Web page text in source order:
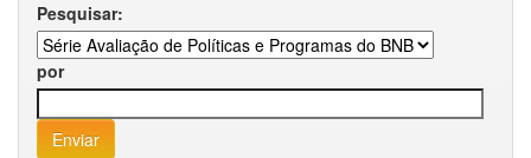
Pesquisar:
por